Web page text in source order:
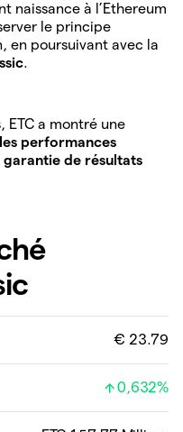
naissance à l’Ethereum
le principe
en poursuivant avec la
.
a montré une
les performances
garantie de résultats
€ 23.79
0,632%